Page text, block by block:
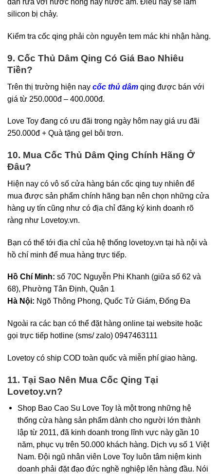
dẫn rửa với nước nóng hay nước ấm. Điều này sẽ làm
silicon bị chảy.
Kiểm tra cốc qing phải còn nguyên tem mác khi nhận hàng.
9. Cốc Thủ Dâm Qing Có Giá Bao Nhiêu
Tiền?
Trên thị trường hiện nay cốc thủ dâm qing được bán với
giá từ 250.000đ – 400.000đ.
Love Toy đang có ưu đãi trong ngày hôm nay giá ưu đãi
250.000đ + Quà tặng gel bôi trơn.
10. Mua Cốc Thủ Dâm Qing Chính Hãng Ở
Đâu?
Hiện nay có vô số cửa hàng bán cốc qing tuy nhiên để
mua được sản phẩm chính hãng bạn nên chọn những cửa
hàng uy tín cũng như có địa chỉ đăng ký kinh doanh rõ
ràng như Lovetoy.vn.
Bạn có thể tới địa chỉ của hệ thống lovetoy.vn tại hà nội và
hồ chí minh để mua hàng trực tiếp.
Hồ Chí Minh: số 70C Nguyễn Phi Khanh (giữa số 62 và
68), Phường Tân Định, Quận 1
Hà Nội: Ngõ Thông Phong, Quốc Tử Giám, Đống Đa
Ngoài ra các bạn có thể đặt hàng online tại website hoặc
gọi trực tiếp hotline (sms/ zalo) 0947463111
Lovetoy có ship COD toàn quốc và miễn phí giao hàng.
11. Tại Sao Nên Mua Cốc Qing Tại
Lovetoy.vn?
Shop Bao Cao Su Love Toy là một trong những hệ
thống cửa hàng sản phẩm dành cho người lớn thành
lập từ 2011, đã kinh doanh trong lĩnh vực này gần 10
năm, phục vụ trên 50.000 khách hàng. Dịch vụ số 1 Việt
Nam. Đội ngũ nhân viên Love Toy luôn tâm niệm kinh
doanh phải đặt đạo đức nghề nghiệp lên hàng đầu. Nói